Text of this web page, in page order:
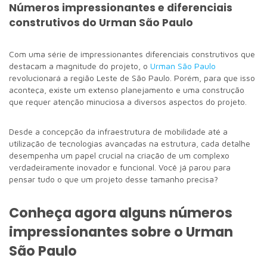
Números impressionantes e diferenciais
construtivos do Urman São Paulo
Com uma série de impressionantes diferenciais construtivos que
destacam a magnitude do projeto, o Urman São Paulo
revolucionará a região Leste de São Paulo. Porém, para que isso
aconteça, existe um extenso planejamento e uma construção
que requer atenção minuciosa a diversos aspectos do projeto.
Desde a concepção da infraestrutura de mobilidade até a
utilização de tecnologias avançadas na estrutura, cada detalhe
desempenha um papel crucial na criação de um complexo
verdadeiramente inovador e funcional. Você já parou para
pensar tudo o que um projeto desse tamanho precisa?
Conheça agora alguns números
impressionantes sobre o Urman
São Paulo